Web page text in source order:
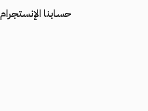
حسابنا الإنستجرام